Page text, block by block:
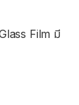
Film มี